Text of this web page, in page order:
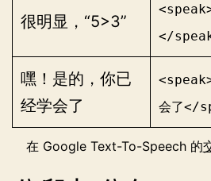
很明显，“5>3”
</
嘿！是的，你已
经学会了
会了</
在 Google Text-To-Speech 的